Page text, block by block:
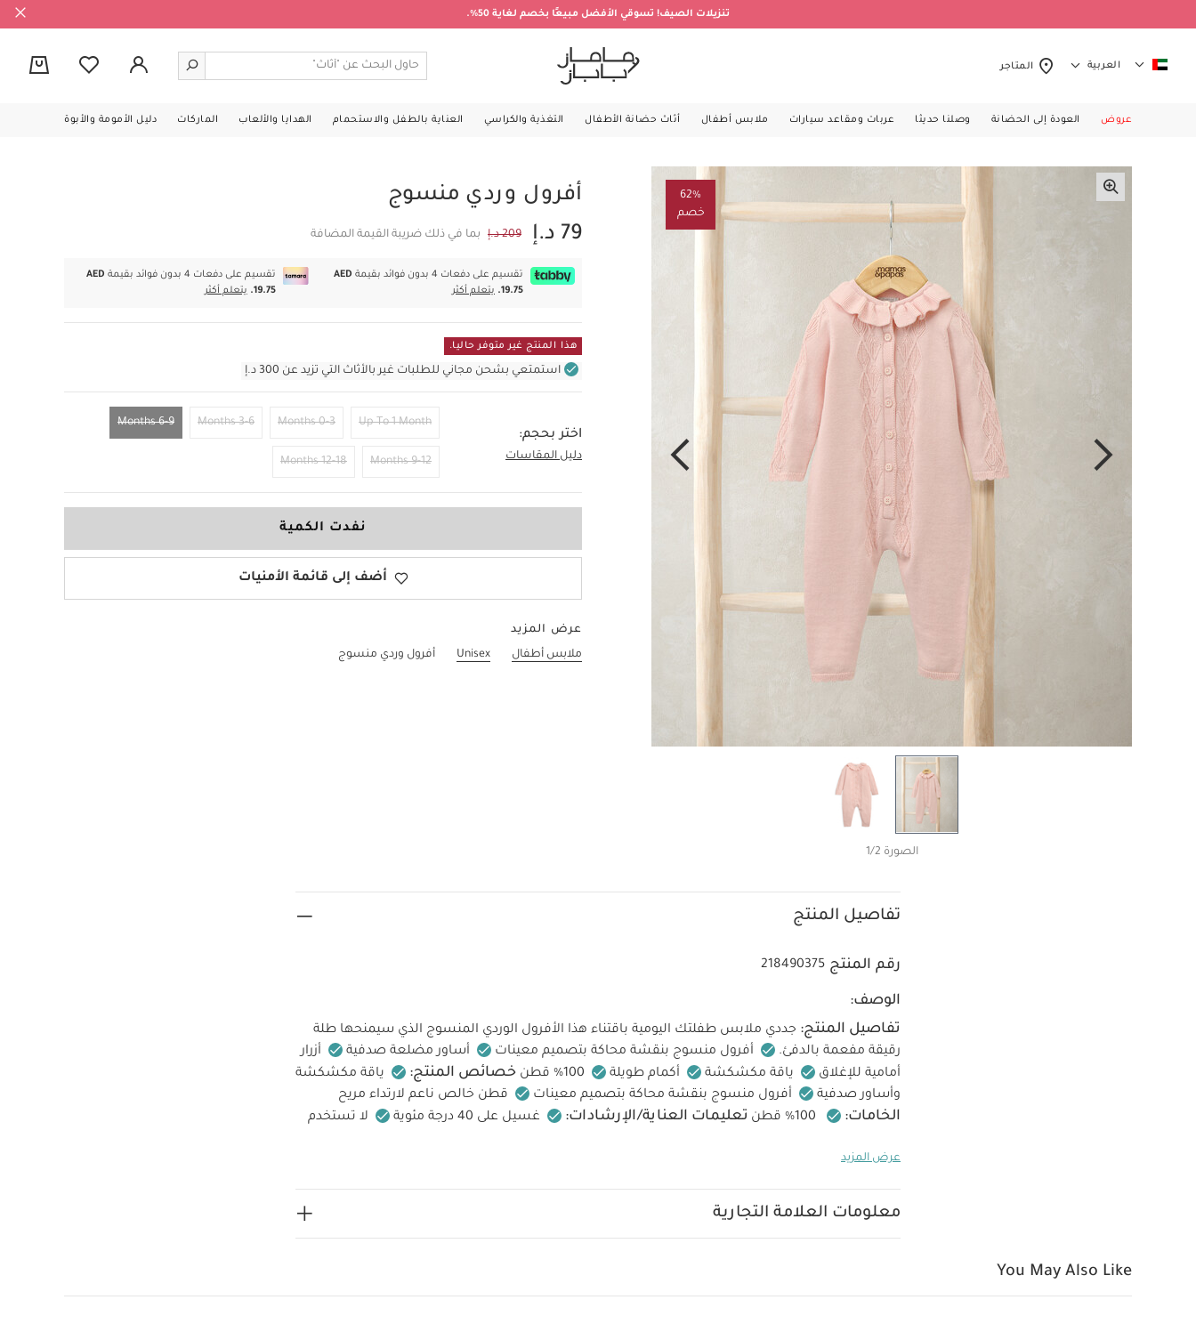
تنزيلات الصيف! تسوقي الأفضل مبيعًا بخصم لغاية 50%.
العربية المتاجر
عروض العودة إلى الحضانة وصلنا حديثا عربات ومقاعد سيارات ملابس أطفال أثاث حضانة الأطفال التغذية والكراسي العناية بالطفل والاستحمام الهدايا والألعاب الماركات دليل الأمومة والأبوة
62%
خصم
الصورة 1/2
أفرول وردي منسوج
79 د.إ
209 د.إ بما في ذلك ضريبة القيمة المضافة
تقسيم على دفعات 4 بدون فوائد بقيمة
AED
19.75.
يتعلم أكثر
تقسيم على دفعات 4 بدون فوائد بقيمة
AED
19.75.
يتعلم أكثر
هذا المنتج غير متوفر حاليا.
استمتعي بشحن مجاني للطلبات غير بالأثاث التي تزيد عن 300 د.إ
اختر بحجم:
دليل المقاسات
Up To 1 Month
0-3 Months
3-6 Months
6-9 Months
9-12 Months
12-18 Months 6-9 Months
نفدت الكمية
أضف إلى قائمة الأمنيات
عرض المزيد
ملابس أطفال
Unisex أفرول وردي منسوج
تفاصيل المنتج
رقم المنتج 218490375
الوصف:
تفاصيل المنتج: جددي ملابس طفلتك اليومية باقتناء هذا الأفرول الوردي المنسوج الذي سيمنحها طلة
رقيقة مفعمة بالدفئ.
أفرول منسوج بنقشة محاكة بتصميم معينات أساور مضلعة صدفية
أزرار
أمامية للإغلاق
ياقة مكشكشة أكمام طويلة 100% قطن خصائص المنتج:
ياقة مكشكشة
وأساور صدفية
أفرول منسوج بنقشة محاكة بتصميم معينات قطن خالص ناعم لارتداء مريح
الخامات: تعليمات العناية/الإرشادات: غسيل على 40 درجة مئوية
لا تستخدم
الجاف تعليمات السلامة وتحذيرات:عرض المزيد
معلومات العلامة التجارية
You May Also Like